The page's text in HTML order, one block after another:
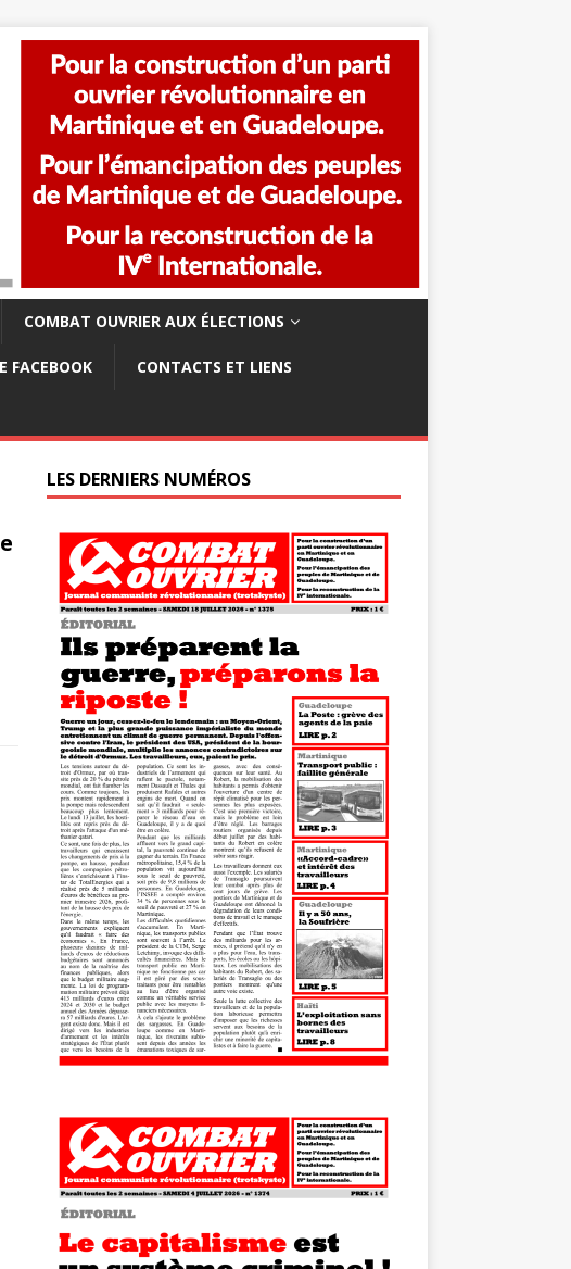
COMBAT OUVRIER AUX ÉLECTIONS
FACEBOOK CONTACTS ET LIENS
LES DERNIERS NUMÉROS